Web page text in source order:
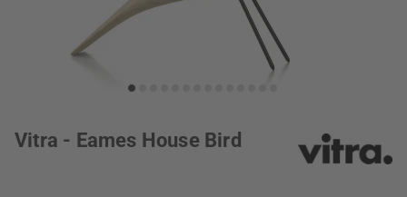
Vitra - Eames House Bird